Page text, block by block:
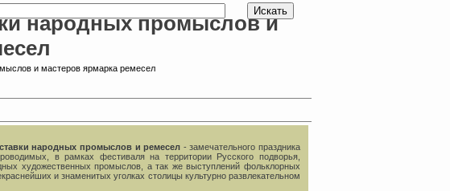
народных промыслов и
и мастеров ярмарка ремесел
народных промыслов и ремесел - замечательного праздника
в рамках фестиваля на территории Русского подворья,
художественных промыслов, а так же выступлений фольклорных
и знаменитых уголках столицы культурно развлекательном